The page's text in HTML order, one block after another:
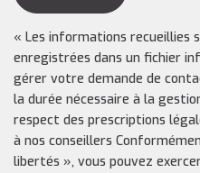
« Les informations recueillies
enregistrées dans un fichier
gérer votre demande de
la durée nécessaire à la
respect des prescriptions
à nos conseillers
libertés », vous pouvez